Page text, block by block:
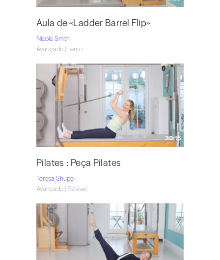
Aula de «Ladder Barrel Flip»
Nicole Smith
Avançado | Lento
30:15
Pilates : Peça Pilates
Teresa Shupe
Avançado | Estável